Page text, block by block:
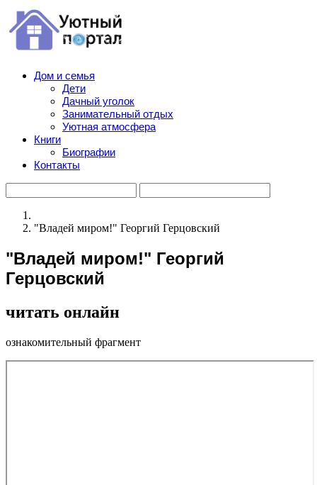
Дом и семья
Дети
Дачный уголок
Занимательный отдых
Уютная атмосфера
Книги
Биографии
Контакты
"Владей миром!" Георгий Герцовский
"Владей миром!" Георгий
Герцовский
читать онлайн
ознакомительный фрагмент